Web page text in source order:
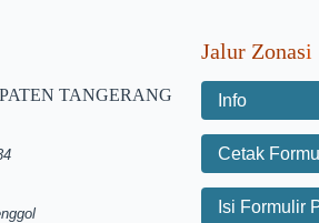
TANGERANG
Jalur Zonasi
Info
Cetak
Isi Formulir